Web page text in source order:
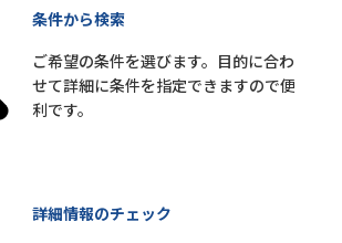
条件から検索
ご希望の条件を選びます。目的に合わ
せて詳細に条件を指定できますので便
利です。
詳細情報のチェック